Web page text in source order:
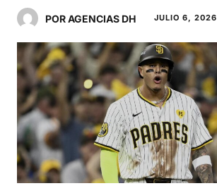
POR AGENCIAS DH JULIO 6, 2026